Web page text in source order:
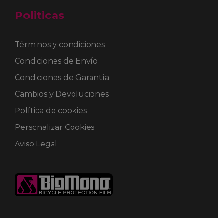
Politicas
Términos y condiciones
Condiciones de Envío
Condiciones de Garantía
Cambios y Devoluciones
Política de cookies
Personalizar Cookies
Aviso Legal